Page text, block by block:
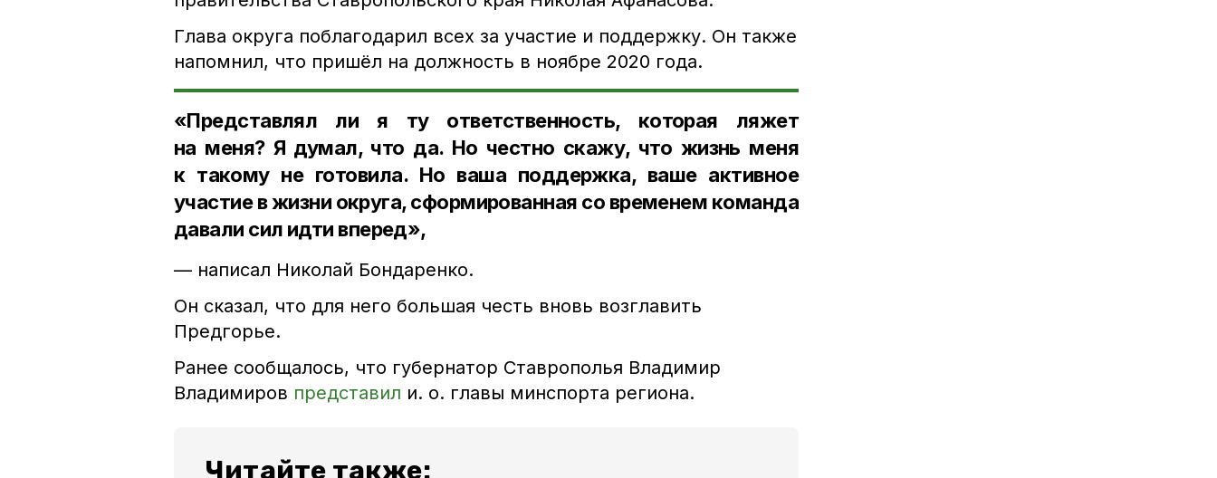
Глава округа поблагодарил всех за участие и поддержку. Он также
напомнил, что пришёл на должность в ноябре 2020 года.
«Представлял ли я ту ответственность, которая ляжет
на меня? Я думал, что да. Но честно скажу, что жизнь меня
к такому не готовила. Но ваша поддержка, ваше активное
участие в жизни округа, сформированная со временем команда
давали сил идти вперед»,
— написал Николай Бондаренко.
Он сказал, что для него большая честь вновь возглавить
Предгорье.
Ранее сообщалось, что губернатор Ставрополья Владимир
Владимиров представил и. о. главы минспорта региона.
Читайте также: